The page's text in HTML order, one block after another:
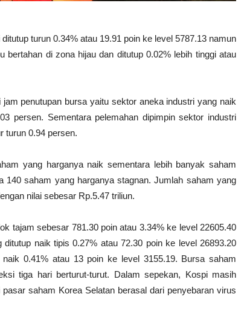
turun 0.34% atau 19.91 poin ke level 5787.13 namun
di zona hijau dan ditutup 0.02% lebih tinggi atau
penutupan bursa yaitu sektor aneka industri yang naik
persen. Sementara pelemahan dipimpin sektor industri
turun 0.94 persen.
yang harganya naik sementara lebih banyak saham
140 saham yang harganya stagnan. Jumlah saham yang
nilai sebesar Rp.5.47 triliun.
tajam sebesar 781.30 poin atau 3.34% ke level 22605.40
naik tipis 0.27% atau 72.30 poin ke level 26893.20
0.41% atau 13 poin ke level 3155.19. Bursa saham
tiga hari berturut-turut. Dalam sepekan, Kospi masih
saham Korea Selatan berasal dari penyebaran virus